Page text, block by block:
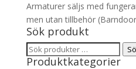
Armaturer säljs med
men utan tillbehör
Sök produkt
Sök
efter:
Produktkategorier